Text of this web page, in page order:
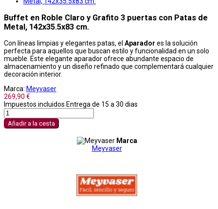
Buffet en Roble Claro y Grafito 3 puertas con Patas de
Metal, 142x35.5x83 cm.
Con líneas limpias y elegantes patas, el Aparador es la solución
perfecta para aquellos que buscan estilo y funcionalidad en un solo
mueble. Este elegante aparador ofrece abundante espacio de
almacenamiento y un diseño refinado que complementará cualquier
decoración interior.
Marca: Meyvaser
269,90 €
Impuestos incluidos Entrega de 15 a 30 dias
Añadir a la cesta
Marca
Meyvaser